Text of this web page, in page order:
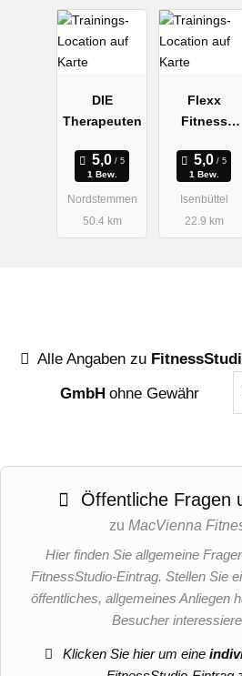
DIE
Therapeuten
1 Bew.
Nordstemmen
50.4 km
Flexx
Fitness
Alex Melcher
1 Bew.
Isenbüttel
22.9 km
Alle Angaben zu
GmbH ohne Gewähr
Öffentliche Fragen
zu MacVienna
Hier finden Sie allgemeine
FitnessStudio-Eintrag. Stellen Sie
öffentliches, allgemeines Anliegen
Besucher
Klicken Sie hier um eine